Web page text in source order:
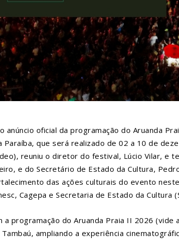
oficial da programação do Aruanda
Paraíba, que será realizado de 02 a 10 de
reuniu o diretor do festival, Lúcio Vilar, e
e do Secretário de Estado da Cultura,
das ações culturais do evento
Cagepa e Secretaria de Estado da Cultura
programação do Aruanda Praia II 2026 (vide
ampliando a experiência